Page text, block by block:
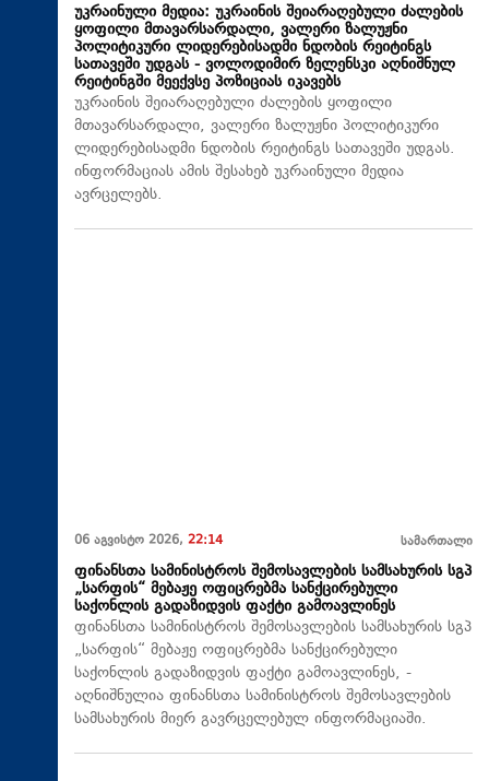
უკრაინული მედია: უკრაინის შეიარაღებული ძალების
ყოფილი მთავარსარდალი, ვალერი ზალუჟნი
პოლიტიკური ლიდერებისადმი ნდობის რეიტინგს
სათავეში უდგას - ვოლოდიმირ ზელენსკი აღნიშნულ
რეიტინგში მეექვსე პოზიციას იკავებს
უკრაინის შეიარაღებული ძალების ყოფილი
მთავარსარდალი, ვალერი ზალუჟნი პოლიტიკური
ლიდერებისადმი ნდობის რეიტინგს სათავეში უდგას.
ინფორმაციას ამის შესახებ უკრაინული მედია
ავრცელებს.
06 აგვისტო 2026, 22:14 სამართალი
ფინანსთა სამინისტროს შემოსავლების სამსახურის სგპ
„სარფის“ მებაჟე ოფიცრებმა სანქცირებული
საქონლის გადაზიდვის ფაქტი გამოავლინეს
ფინანსთა სამინისტროს შემოსავლების სამსახურის სგპ
„სარფის“ მებაჟე ოფიცრებმა სანქცირებული
საქონლის გადაზიდვის ფაქტი გამოავლინეს, -
აღნიშნულია ფინანსთა სამინისტროს შემოსავლების
სამსახურის მიერ გავრცელებულ ინფორმაციაში.